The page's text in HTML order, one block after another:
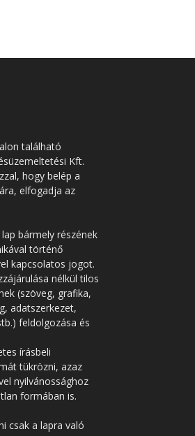
található
Kft.
hogy belép a
elfogadja az
bármely részének
történő
kapcsolatos jogot.
nélkül tilos
(szöveg, grafika,
adatszerkezet,
feldolgozása és
írásbeli
tükrözni, azaz
nyilvánossághoz
formában is.
csak a lapra való